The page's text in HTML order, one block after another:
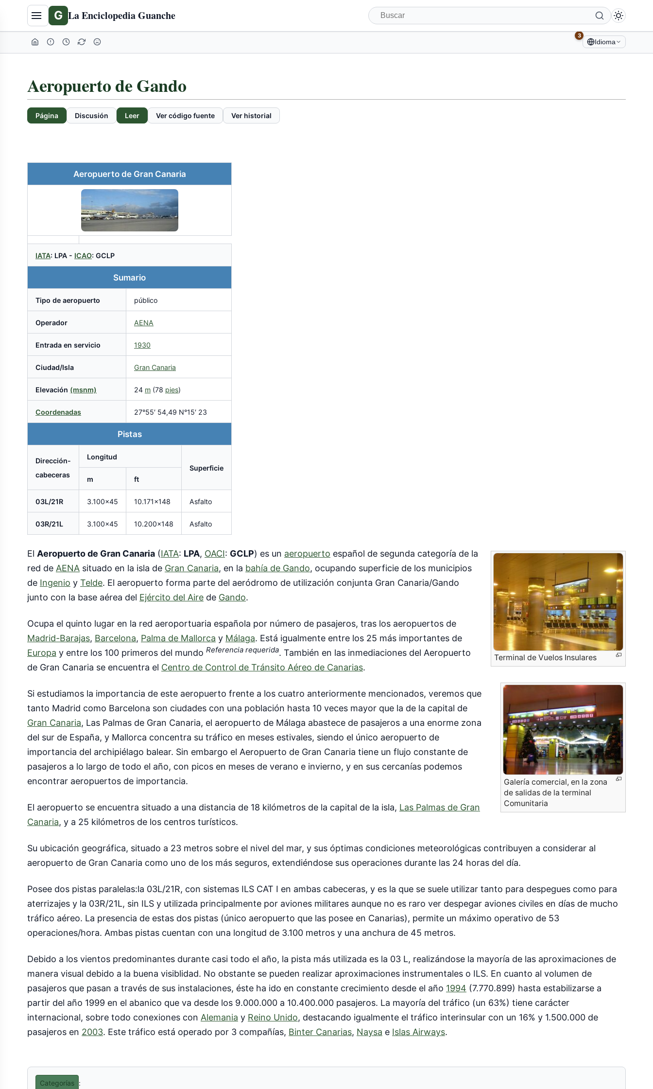
G La Enciclopedia Guanche
3
Idioma
Aeropuerto de Gando
Página Discusión Leer Ver código fuente Ver historial
Aeropuerto de Gran Canaria
IATA: LPA - ICAO: GCLP
Sumario
Tipo de aeropuerto público
Operador AENA
Entrada en servicio 1930
Ciudad/Isla Gran Canaria
Elevación (msnm) 24 m (78 pies)
Coordenadas 27°55′ 54,49 N°15′ 23
Pistas
Dirección-
cabeceras
Longitud
Superficie
m
ft
03L/21R 3.100x45 10.171x148 Asfalto
03R/21L 3.100x45 10.200x148 Asfalto
Terminal de Vuelos Insulares
Galería comercial, en la zona
de salidas de la terminal
Comunitaria
El Aeropuerto de Gran Canaria (IATA: LPA, OACI: GCLP) es un aeropuerto español de segunda categoría de la
red de AENA situado en la isla de Gran Canaria, en la bahía de Gando, ocupando superficie de los municipios
de Ingenio y Telde. El aeropuerto forma parte del aeródromo de utilización conjunta Gran Canaria/Gando
junto con la base aérea del Ejército del Aire de Gando.
Ocupa el quinto lugar en la red aeroportuaria española por número de pasajeros, tras los aeropuertos de
Madrid-Barajas, Barcelona, Palma de Mallorca y Málaga. Está igualmente entre los 25 más importantes de
Europa y entre los 100 primeros del mundo Referencia requerida. También en las inmediaciones del Aeropuerto
de Gran Canaria se encuentra el Centro de Control de Tránsito Aéreo de Canarias.
Si estudiamos la importancia de este aeropuerto frente a los cuatro anteriormente mencionados, veremos que
tanto Madrid como Barcelona son ciudades con una población hasta 10 veces mayor que la de la capital de
Gran Canaria, Las Palmas de Gran Canaria, el aeropuerto de Málaga abastece de pasajeros a una enorme zona
del sur de España, y Mallorca concentra su tráfico en meses estivales, siendo el único aeropuerto de
importancia del archipiélago balear. Sin embargo el Aeropuerto de Gran Canaria tiene un flujo constante de
pasajeros a lo largo de todo el año, con picos en meses de verano e invierno, y en sus cercanías podemos
encontrar aeropuertos de importancia.
El aeropuerto se encuentra situado a una distancia de 18 kilómetros de la capital de la isla, Las Palmas de Gran
Canaria, y a 25 kilómetros de los centros turísticos.
Su ubicación geográfica, situado a 23 metros sobre el nivel del mar, y sus óptimas condiciones meteorológicas contribuyen a considerar al
aeropuerto de Gran Canaria como uno de los más seguros, extendiéndose sus operaciones durante las 24 horas del día.
Posee dos pistas paralelas:la 03L/21R, con sistemas ILS CAT I en ambas cabeceras, y es la que se suele utilizar tanto para despegues como para
aterrizajes y la 03R/21L, sin ILS y utilizada principalmente por aviones militares aunque no es raro ver despegar aviones civiles en días de mucho
tráfico aéreo. La presencia de estas dos pistas (único aeropuerto que las posee en Canarias), permite un máximo operativo de 53
operaciones/hora. Ambas pistas cuentan con una longitud de 3.100 metros y una anchura de 45 metros.
Debido a los vientos predominantes durante casi todo el año, la pista más utilizada es la 03 L, realizándose la mayoría de las aproximaciones de
manera visual debido a la buena visiblidad. No obstante se pueden realizar aproximaciones instrumentales o ILS. En cuanto al volumen de
pasajeros que pasan a través de sus instalaciones, éste ha ido en constante crecimiento desde el año 1994 (7.770.899) hasta estabilizarse a
partir del año 1999 en el abanico que va desde los 9.000.000 a 10.400.000 pasajeros. La mayoría del tráfico (un 63%) tiene carácter
internacional, sobre todo conexiones con Alemania y Reino Unido, destacando igualmente el tráfico interinsular con un 16% y 1.500.000 de
pasajeros en 2003. Este tráfico está operado por 3 compañías, Binter Canarias, Naysa e Islas Airways.
Categorías :